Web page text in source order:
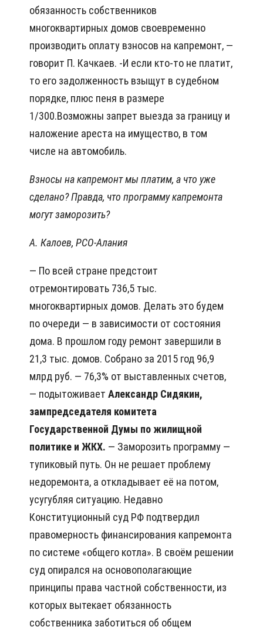
обязанность собственников
многоквартирных домов своевременно
производить оплату взносов на капремонт, —
говорит П. Качкаев. -И если кто-то не платит,
то его задолженность взыщут в судебном
порядке, плюс пеня в размере
1/300.Возможны запрет выезда за границу и
наложение ареста на имущество, в том
числе на автомобиль.
Взносы на капремонт мы платим, а что уже
сделано? Правда, что программу капремонта
могут заморозить?
А. Калоев, РСО-Алания
— По всей стране предстоит
отремонтировать 736,5 тыс.
многоквартирных домов. Делать это будем
по очереди — в зависимости от состояния
дома. В прошлом году ремонт завершили в
21,3 тыс. домов. Собрано за 2015 год 96,9
млрд руб. — 76,3% от выставленных счетов,
— подытоживает Александр Сидякин,
зампредседателя комитета
Государственной Думы по жилищной
политике и ЖКХ. — Заморозить программу —
тупиковый путь. Он не решает проблему
недоремонта, а откладывает её на потом,
усугубляя ситуацию. Недавно
Конституционный суд РФ подтвердил
правомерность финансирования капремонта
по системе «общего котла». В своём решении
суд опирался на основополагающие
принципы права частной собственности, из
которых вытекает обязанность
собственника заботиться об общем